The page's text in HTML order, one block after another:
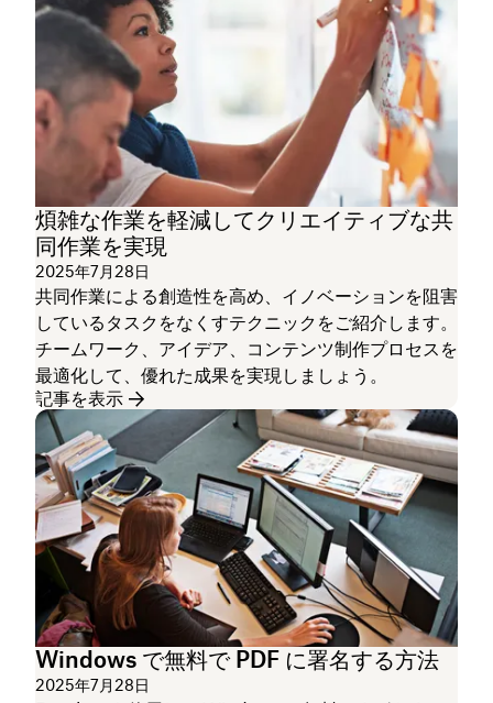
煩雑な作業を軽減してクリエイティブな共
同作業を実現
2025年7月28日
共同作業による創造性を高め、イノベーションを阻害
しているタスクをなくすテクニックをご紹介します。
チームワーク、アイデア、コンテンツ制作プロセスを
最適化して、優れた成果を実現しましょう。
記事を表示
Windows で無料で PDF に署名する方法
2025年7月28日